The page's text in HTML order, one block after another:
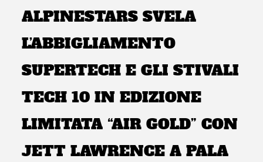
ALPINESTARS SVELA
L’ABBIGLIAMENTO
SUPERTECH E GLI STIVALI
TECH 10 IN EDIZIONE
LIMITATA “AIR GOLD” CON
JETT LAWRENCE A PALA